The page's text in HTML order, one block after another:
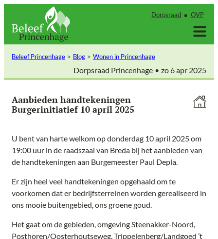
inhoud
Dorpsraad OVP
Beleef Princenhage Blog Wonen in Princenhage
Dorpsraad Princenhage zo 6 apr 2025
Aanbieden handtekeningen
Burgerinitiatief 10 april 2025
U bent van harte welkom op donderdag 10 april 2025 om
19:00 uur in de raadszaal van Breda bij het aanbieden van
de handtekeningen aan Burgemeester Paul Depla.
Er zijn heel veel handtekeningen opgehaald om te
voorkomen dat er bedrijfsterreinen worden gerealiseerd in
ons mooie buitengebied, ons groene goud.
Het gaat om de gebieden, omgeving Steenakker-Noord,
Posthoren/Oosterhoutseweg, Trippelenberg/Landgoed ’t